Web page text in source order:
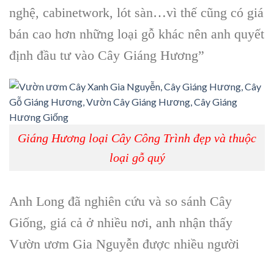
nghệ, cabinetwork, lót sàn…vì thế cũng có giá
bán cao hơn những loại gỗ khác nên anh quyết
định đầu tư vào Cây Giáng Hương”
Giáng Hương loại Cây Công Trình đẹp và thuộc
loại gỗ quý
Anh Long đã nghiên cứu và so sánh Cây
Giống, giá cả ở nhiều nơi, anh nhận thấy
Vườn ươm Gia Nguyễn được nhiều người